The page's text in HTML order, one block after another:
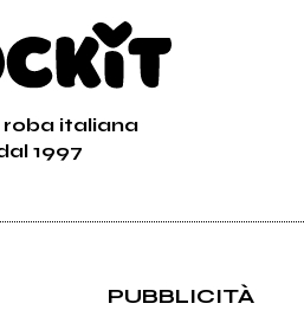
italiana
1997
PUBBLICITÀ